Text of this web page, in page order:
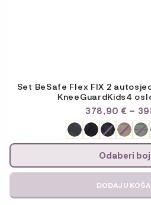
Set BeSafe Flex FIX 2
KneeGuardKids4
378,90 € –
Odaberi
DODAJ U